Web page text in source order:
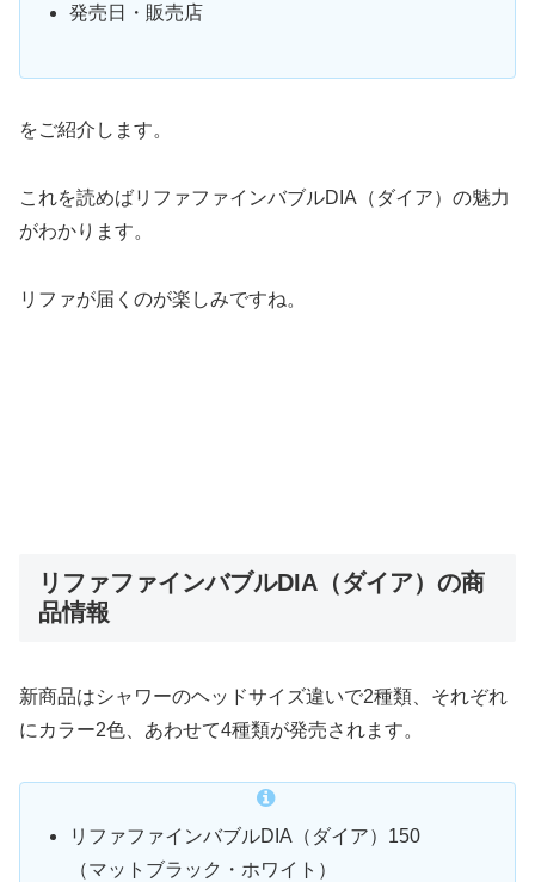
発売日・販売店
をご紹介します。
これを読めばリファファインバブルDIA（ダイア）の魅力
がわかります。
リファが届くのが楽しみですね。
リファファインバブルDIA（ダイア）の商
品情報
新商品はシャワーのヘッドサイズ違いで2種類、それぞれ
にカラー2色、あわせて4種類が発売されます。
リファファインバブルDIA（ダイア）150
（マットブラック・ホワイト）